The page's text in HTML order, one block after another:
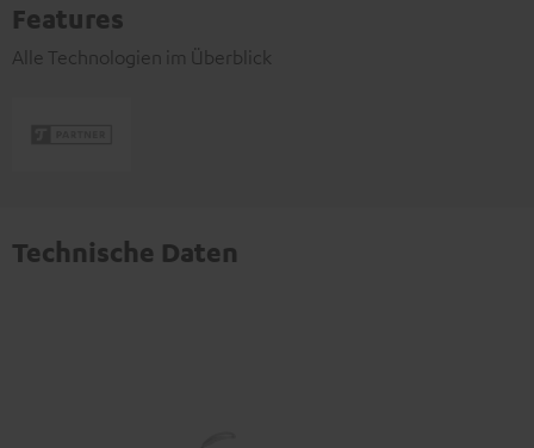
Features
Alle Technologien im Überblick
Technische Daten